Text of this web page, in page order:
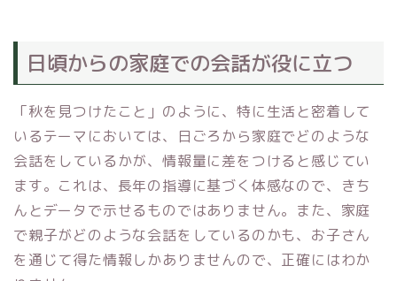
日頃からの家庭での会話が役に立つ
「秋を見つけたこと」のように、特に生活と密着して
いるテーマにおいては、日ごろから家庭でどのような
会話をしているかが、情報量に差をつけると感じてい
ます。これは、長年の指導に基づく体感なので、きち
んとデータで示せるものではありません。また、家庭
で親子がどのような会話をしているのかも、お子さん
を通じて得た情報しかありませんので、正確にはわか